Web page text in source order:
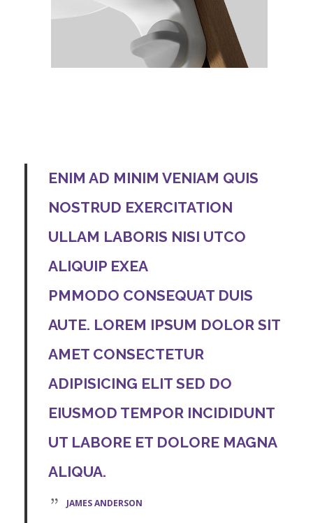
ENIM AD MINIM VENIAM QUIS
NOSTRUD EXERCITATION
ULLAM LABORIS NISI UTCO
ALIQUIP EXEA
PMMODO CONSEQUAT DUIS
AUTE. LOREM IPSUM DOLOR SIT
AMET CONSECTETUR
ADIPISICING ELIT SED DO
EIUSMOD TEMPOR INCIDIDUNT
UT LABORE ET DOLORE MAGNA
ALIQUA.
JAMES ANDERSON